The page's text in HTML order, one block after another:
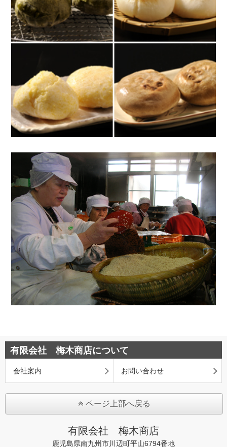
有限会社 梅木商店について
会社案内 お問い合わせ
ページ上部へ戻る
有限会社 梅木商店
鹿児島県南九州市川辺町平山6794番地